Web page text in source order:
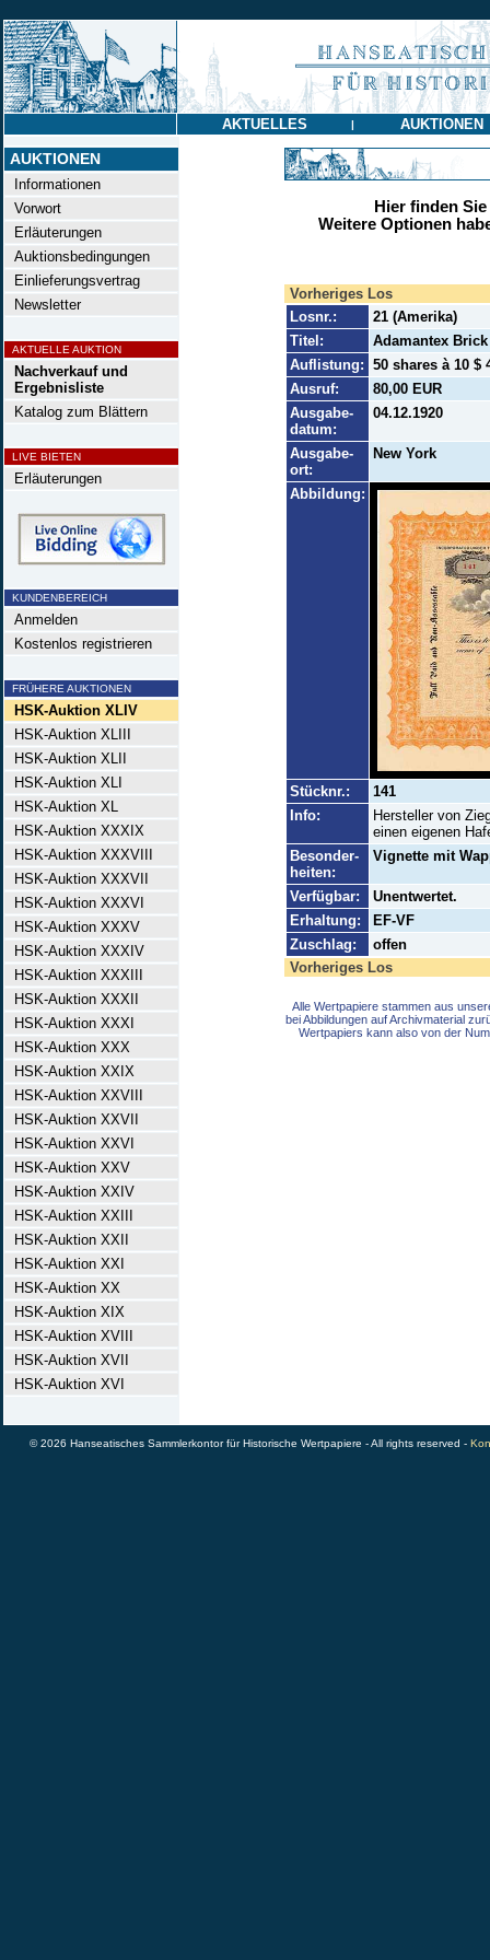
AKTUELLES | AUKTIONEN
AUKTIONEN
Informationen
Vorwort
Erläuterungen
Auktionsbedingungen
Einlieferungsvertrag
Newsletter
AKTUELLE AUKTION
Nachverkauf und
Ergebnisliste
Katalog zum Blättern
LIVE BIETEN
Erläuterungen
KUNDENBEREICH
Anmelden
Kostenlos registrieren
FRÜHERE AUKTIONEN
HSK-Auktion XLIV
HSK-Auktion XLIII
HSK-Auktion XLII
HSK-Auktion XLI
HSK-Auktion XL
HSK-Auktion XXXIX
HSK-Auktion XXXVIII
HSK-Auktion XXXVII
HSK-Auktion XXXVI
HSK-Auktion XXXV
HSK-Auktion XXXIV
HSK-Auktion XXXIII
HSK-Auktion XXXII
HSK-Auktion XXXI
HSK-Auktion XXX
HSK-Auktion XXIX
HSK-Auktion XXVIII
HSK-Auktion XXVII
HSK-Auktion XXVI
HSK-Auktion XXV
HSK-Auktion XXIV
HSK-Auktion XXIII
HSK-Auktion XXII
HSK-Auktion XXI
HSK-Auktion XX
HSK-Auktion XIX
HSK-Auktion XVIII
HSK-Auktion XVII
HSK-Auktion XVI
Hier finden
Weitere Optionen
Vorheriges Los
Losnr.:
21 (Amerika)
Titel:
Adamantex Brick
Auflistung: 50 shares à 10 $
Ausruf:
80,00 EUR
Ausgabe-
datum:
04.12.1920
Ausgabe-
ort:
New York
Abbildung:
Stücknr.:
141
Info:
Hersteller von
einen eigenen
Besonder-
heiten:
Vignette mit
Verfügbar:
Unentwertet.
Erhaltung:
EF-VF
Zuschlag:
offen
Vorheriges Los
Alle Wertpapiere stammen aus
bei Abbildungen auf Archivmaterial
Wertpapiers kann also von der
© 2026 Hanseatisches Sammlerkontor für Historische Wertpapiere - All rights reserved -